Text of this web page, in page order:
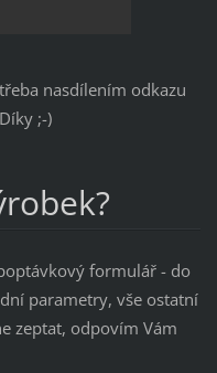
nasdílením odkazu
;-)
formulář - do
parametry, vše ostatní
zeptat, odpovím Vám